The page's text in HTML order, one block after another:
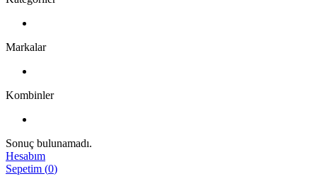
Markalar
Kombinler
Sonuç bulunamadı.
Hesabım
Sepetim (0)